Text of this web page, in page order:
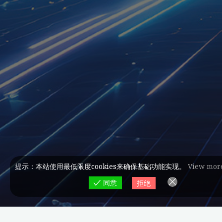
提示：本站使用最低限度cookies来确保基础功能实现。 View
同意
拒绝